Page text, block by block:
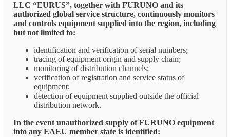
LLC “EURUS”, together with FURUNO and its
authorized global service structure, continuously monitors
and controls equipment supplied into the region, including
but not limited to:
identification and verification of serial numbers;
tracing of equipment origin and supply chain;
monitoring of distribution channels;
verification of registration and service status of
equipment;
detection of equipment supplied outside the official
distribution network.
In the event unauthorized supply of FURUNO equipment
into any EAEU member state is identified: